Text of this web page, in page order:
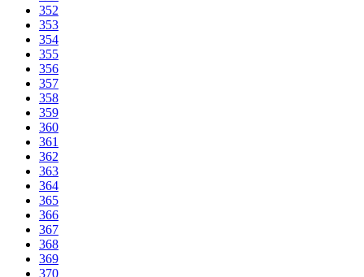
352
353
354
355
356
357
358
359
360
361
362
363
364
365
366
367
368
369
370